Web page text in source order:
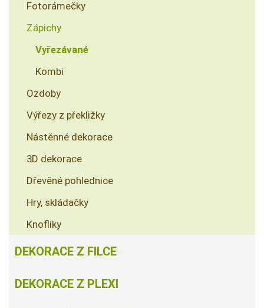
Fotorámečky
Zápichy
Vyřezávané
Kombi
Ozdoby
Výřezy z překližky
Nástěnné dekorace
3D dekorace
Dřevěné pohlednice
Hry, skládačky
Knoflíky
DEKORACE Z FILCE
DEKORACE Z PLEXI